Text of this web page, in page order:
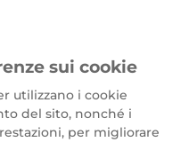
sui cookie
utilizzano i cookie
del sito, nonché i
per migliorare